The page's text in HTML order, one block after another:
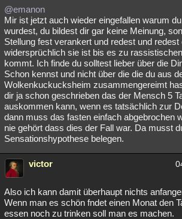
@emanon
Mir ist jetzt auch wieder eingefallen warum
wurdest, du bildest dir gar keine Meinung,
Stellung fest verankert und redest und redest
widersprüchlich sie ist bis es zu
kommt. Ich finde du solltest lieber über die
Schon kennst und nicht über die die du aus
Wolkenkuckucksheim zusammengereimt
dir ja schon geschrieben das der Mensch 5
auskommen kann, wenn es tatsächlich zur
dann muss das fasten einfach abgebrochen
nie gehört dass dies der Fall war. Da musst
Sensationshypothese belegen.
victor
Also ich kann damit überhaupt nichts
Wenn man es schön fndet einen Monat den
essen noch zu trinken soll man es machen.